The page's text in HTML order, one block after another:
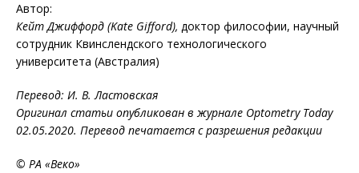
Автор:
Кейт Джиффорд (Kate Gifford), доктор философии, научный
сотрудник Квинслендского технологического
университета (Австралия)
Перевод: И. В. Ластовская
Оригинал статьи опубликован в журнале Optometry Today
02.05.2020. Перевод печатается с разрешения редакции
© РА «Веко»